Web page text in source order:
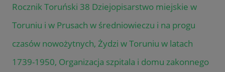
Rocznik Toruński 38 Dziejopisarstwo miejskie w
Toruniu i w Prusach w średniowieczu i na progu
czasów nowożytnych, Żydzi w Toruniu w latach
1739-1950, Organizacja szpitala i domu zakonnego